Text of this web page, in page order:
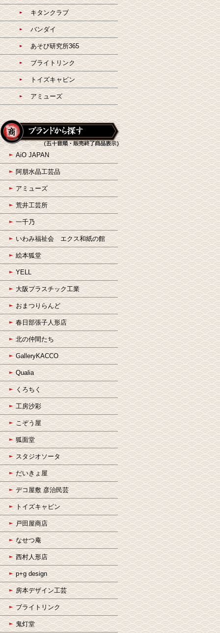
キタンクラブ
バンダイ
あそび研究所365
ブライトリンク
トイズキャビン
アミューズ
AiO JAPAN
阿朋水晶工芸品
アミューズ
荒井工芸所
一千乃
いわみ福祉会 エクス和紙の館
絵本狐堂
YELL
大阪プラスチック工業
おまつりらんど
春日部張子人形店
北の仲間たち
GalleryKACCO
Qualia
くろちく
工房沙彩
こぞう屋
狐面堂
スタジオソータ
だいきょ屋
デコ屋敷 彦治民芸
トイズキャビン
戸田屋商店
なせつ庵
西村人形店
p+g design
房本デザイン工芸
ブライトリンク
鬼灯堂